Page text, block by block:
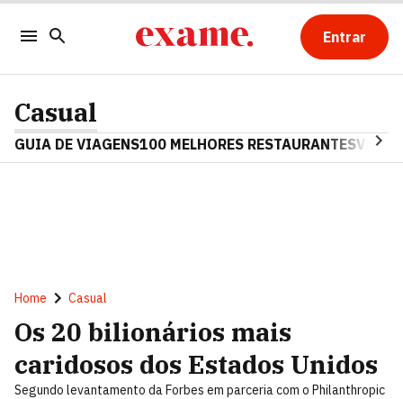
Entrar
Casual
GUIA DE VIAGENS100 MELHORES RESTAURANTES
Home Casual
Os 20 bilionários mais
caridosos dos Estados Unidos
Segundo levantamento da Forbes em parceria com o Philanthropic